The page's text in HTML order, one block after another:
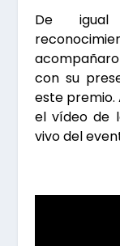
De igual
con su
este premio.
el vídeo de
vivo del